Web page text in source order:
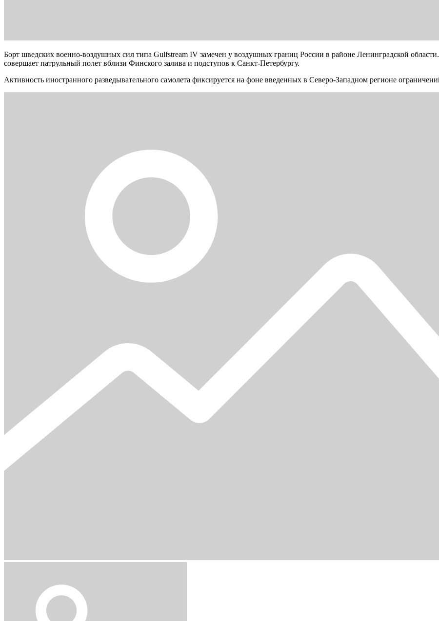
Борт шведских военно-воздушных сил типа Gulfstream IV замечен у воздушных границ России в районе Ленинградской
совершает патрульный полет вблизи Финского залива и подступов к Санкт-Петербургу.
Активность иностранного разведывательного самолета фиксируется на фоне введенных в Северо-Западном регионе